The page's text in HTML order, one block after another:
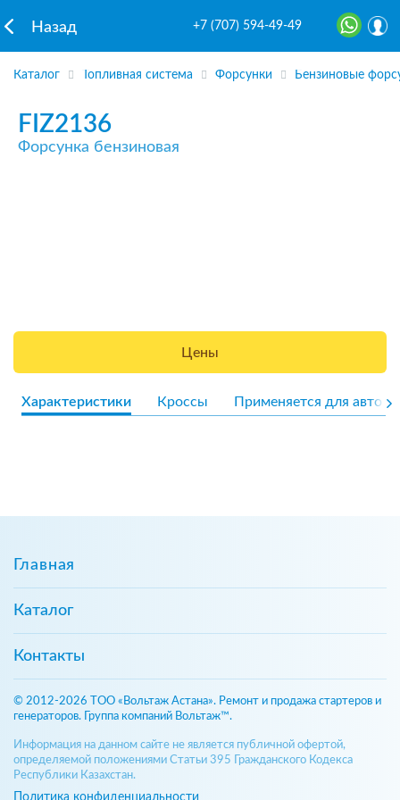
Назад +7 (707) 594-49-49
Каталог Топливная система Форсунки Бензиновые
FIZ2136
Форсунка бензиновая
Цены
Характеристики Кроссы Применяется для авто
Главная
Каталог
Контакты
© 2012-2026 ТОО «Вольтаж Астана». Ремонт и продажа стартеров и
генераторов. Группа компаний Вольтаж™.
Информация на данном сайте не является публичной офертой,
определяемой положениями Статьи 395 Гражданского Кодекса
Республики Казахстан.
Политика конфиденциальности